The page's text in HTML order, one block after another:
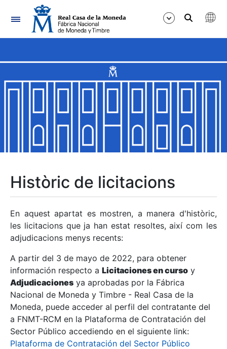
Navegació
Mostra/Amaga
Mostra/Amaga
Mostra/Amaga
Mostra/Amaga
Mostra/Amaga
Històric de licitacions
En aquest apartat es mostren, a manera d'històric,
les licitacions que ja han estat resoltes, així com les
adjudicacions menys recents:
A partir del 3 de mayo de 2022, para obtener
información respecto a Licitaciones en curso y
Adjudicaciones ya aprobadas por la Fábrica
Nacional de Moneda y Timbre - Real Casa de la
Moneda, puede acceder al perfil del contratante del
a FNMT-RCM en la Plataforma de Contratación del
Sector Público accediendo en el siguiente link:
Plataforma de Contratación del Sector Público